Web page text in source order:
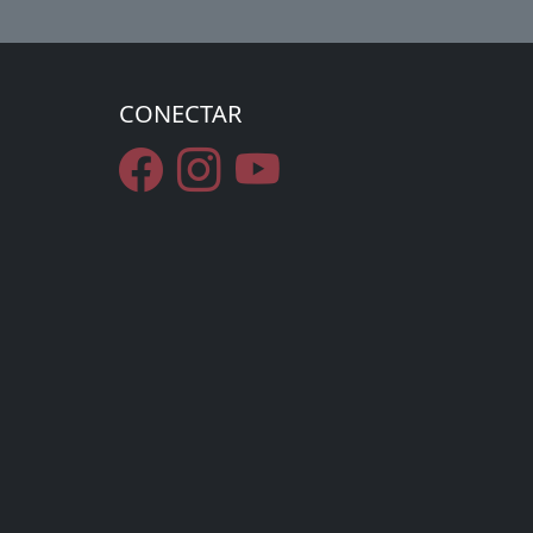
CONECTAR